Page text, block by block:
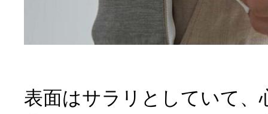
表面はサラリとしていて、